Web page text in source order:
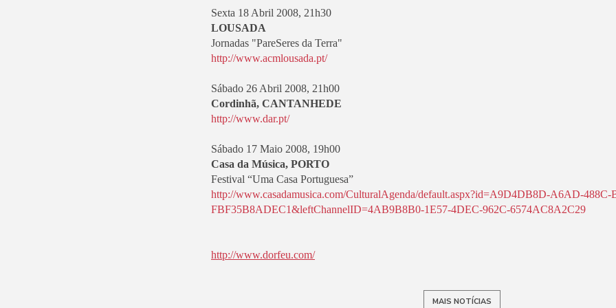
Sexta 18 Abril 2008, 21h30
LOUSADA
Jornadas "PareSeres da Terra"
http://www.acmlousada.pt/
Sábado 26 Abril 2008, 21h00
Cordinhã, CANTANHEDE
http://www.dar.pt/
Sábado 17 Maio 2008, 19h00
Casa da Música, PORTO
Festival “Uma Casa Portuguesa”
http://www.casadamusica.com/CulturalAgenda/default.aspx?id=A9D4DB8D-A6AD-488C-
FBF35B8ADEC1&leftChannelID=4AB9B8B0-1E57-4DEC-962C-6574AC8A2C29
http://www.dorfeu.com/
MAIS NOTÍCIAS